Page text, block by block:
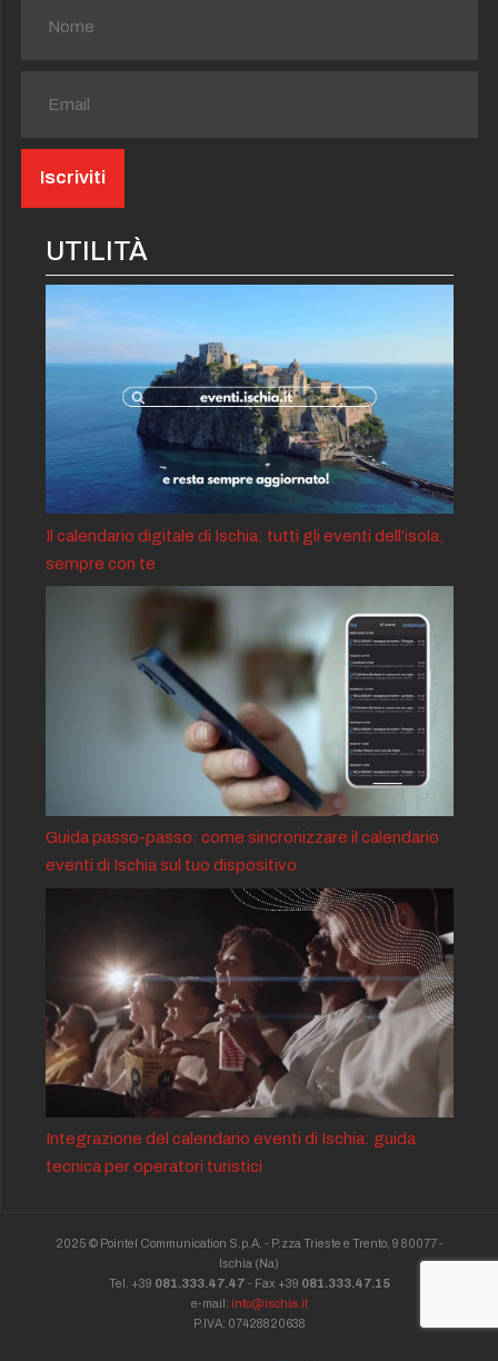
UTILITÀ
Il calendario digitale di Ischia: tutti gli eventi dell’isola,
sempre con te
Guida passo-passo: come sincronizzare il calendario
eventi di Ischia sul tuo dispositivo
Integrazione del calendario eventi di Ischia: guida
tecnica per operatori turistici
2025 © Pointel Communication S.p.A. - P.zza Trieste e Trento, 9 80077 -
Ischia (Na)
Tel. +39 081.333.47.47 - Fax +39 081.333.47.15
e-mail: info@ischia.it
P.IVA: 07428820638